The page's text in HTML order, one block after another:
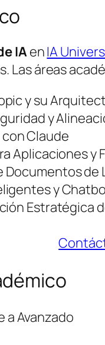
IAenIA
Las áreas
y su
y
Claude
Aplicaciones y
Documentos
y
Estratégica
a Avanzado